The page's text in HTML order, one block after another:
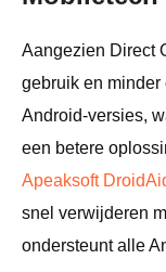
Aangezien Direct
gebruik en
Android-versies,
een betere
Apeaksoft
snel verwijderen
ondersteunt alle